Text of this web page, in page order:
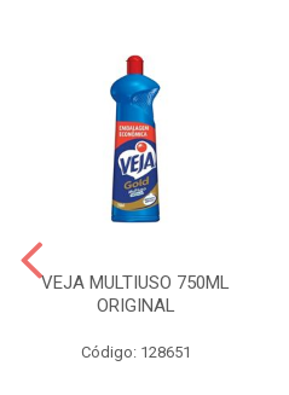
VEJA MULTIUSO 750ML
ORIGINAL
Código: 128651